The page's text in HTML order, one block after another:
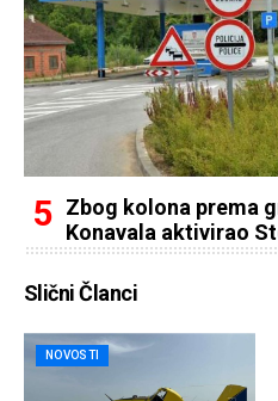
Zbog kolona prema
Konavala aktivirao
Slični Članci
NOVOSTI